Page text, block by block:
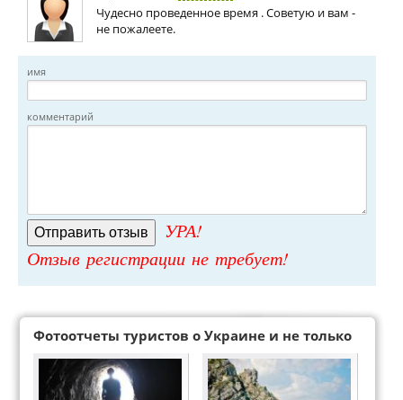
Чудесно проведенное время . Советую и вам -
не пожалеете.
имя
комментарий
УРА!
Отзыв регистрации не требует!
Фотоотчеты туристов о Украине и не только